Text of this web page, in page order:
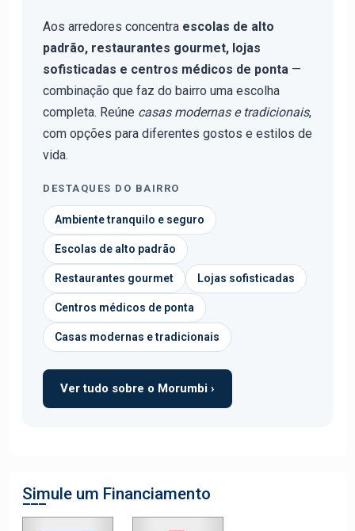
Aos arredores concentra escolas de alto
padrão, restaurantes gourmet, lojas
sofisticadas e centros médicos de ponta —
combinação que faz do bairro uma escolha
completa. Reúne casas modernas e tradicionais,
com opções para diferentes gostos e estilos de
vida.
DESTAQUES DO BAIRRO
Ambiente tranquilo e seguro
Escolas de alto padrão
Restaurantes gourmet Lojas sofisticadas
Centros médicos de ponta
Casas modernas e tradicionais
Ver tudo sobre o Morumbi ›
Simule um Financiamento